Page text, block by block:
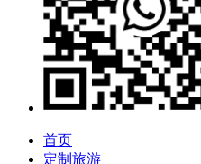
首页
定制旅游